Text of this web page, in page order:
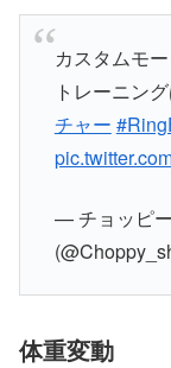
カスタムモ
トレーニン
チャー
— チョッピ
体重変動